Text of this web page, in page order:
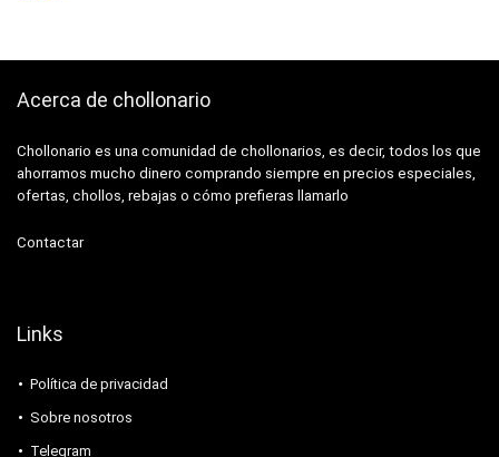
Acerca de chollonario
Chollonario es una comunidad de chollonarios, es decir, todos los que
ahorramos mucho dinero comprando siempre en precios especiales,
ofertas, chollos, rebajas o cómo prefieras llamarlo
Contactar
Links
Política de privacidad
Sobre nosotros
Telegram